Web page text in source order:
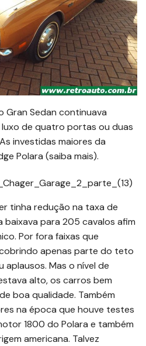
Gran Sedan continuava
de quatro portas ou duas
investidas maiores da
Polara (saiba mais).
tinha redução na taxa de
para 205 cavalos afim
Por fora faixas que
apenas parte do teto
Mas o nível de
alto, os carros bem
boa qualidade. Também
na época que houve testes
1800 do Polara e também
americana. Talvez